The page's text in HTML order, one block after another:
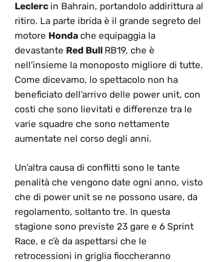
Leclerc in Bahrain, portandolo addirittura al
ritiro. La parte ibrida è il grande segreto del
motore Honda che equipaggia la
devastante Red Bull RB19, che è
nell’insieme la monoposto migliore di tutte.
Come dicevamo, lo spettacolo non ha
beneficiato dell’arrivo delle power unit, con
costi che sono lievitati e differenze tra le
varie squadre che sono nettamente
aumentate nel corso degli anni.
Un’altra causa di conflitti sono le tante
penalità che vengono date ogni anno, visto
che di power unit se ne possono usare, da
regolamento, soltanto tre. In questa
stagione sono previste 23 gare e 6 Sprint
Race, e c’è da aspettarsi che le
retrocessioni in griglia fioccheranno